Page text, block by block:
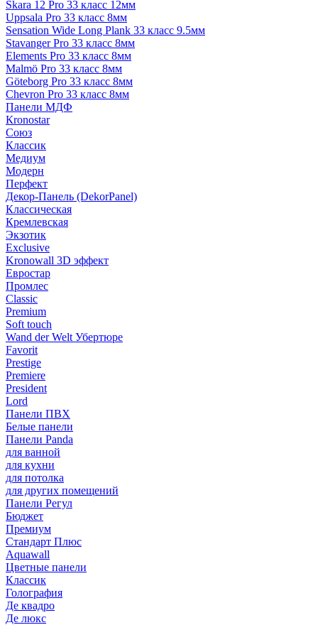
Skara 12 Pro 33 класс 12мм
Uppsala Pro 33 класс 8мм
Sensation Wide Long Plank 33 класс 9.5мм
Stavanger Pro 33 класс 8мм
Elements Pro 33 класс 8мм
Malmö Pro 33 класс 8мм
Göteborg Pro 33 класс 8мм
Chevron Pro 33 класс 8мм
Панели МДФ
Кronostar
Союз
Классик
Медиум
Модерн
Перфект
Декор-Панель (DekorPanel)
Классическая
Кремлевская
Экзотик
Exclusive
Kronowall 3D эффект
Евростар
Промлес
Classic
Premium
Soft touch
Wand der Welt Убертюре
Favorit
Prestige
Premiere
President
Lord
Панели ПВХ
Белые панели
Панели Panda
для ванной
для кухни
для потолка
для других помещений
Панели Регул
Бюджет
Премиум
Стандарт Плюс
Aquawall
Цветные панели
Классик
Голография
Де квадро
Де люкс